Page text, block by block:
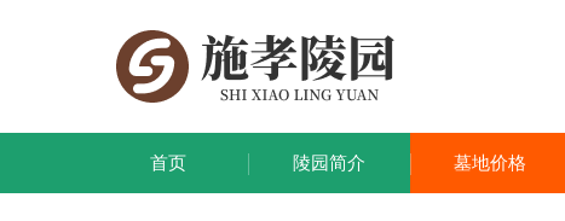
首页 陵园简介 墓地价格